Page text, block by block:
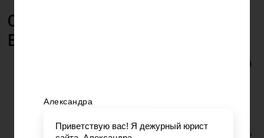
Судебный пристав Петрова
Елена Вячеславовна
Петрова Е.В. Судебный
Адрес: 396670, Россия,